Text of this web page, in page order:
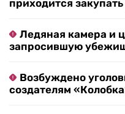
приходится
Ледяная камера и
запросившую
Возбуждено
создателям